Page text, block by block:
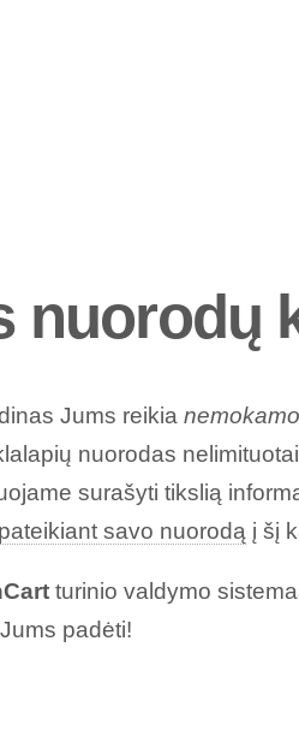
nuorodų
Jums reikia
nuorodas
surašyti tikslią
pateikiant savo nuorodą į šį
turinio valdymo
padėti!